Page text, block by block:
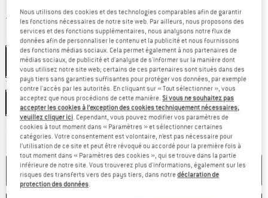
hors Frais de livraisonInformations sur les frais de livraison. Ouvre une
Couleur:Black / Black
Taille:M
M
Délai de livraison: 3-5 jours ouvrablesLe lien s'ouvre dans une boîte
Quantité:
AJOUTER AU PANIER
Nous utilisons des cookies et des technologies comparables afin de garantir
les fonctions nécessaires de notre site web. Par ailleurs, nous proposons des
services et des fonctions supplémentaires, nous analysons notre flux de
données afin de personnaliser le contenu et la publicité et nous fournissons
des fonctions médias sociaux. Cela permet également à nos partenaires de
médias sociaux, de publicité et d'analyse de s'informer sur la manière dont
vous utilisez notre site web; certains de ces partenaires sont situés dans des
pays tiers sans garanties suffisantes pour protéger vos données, par exemple
contre l'accès par les autorités. En cliquant sur « Tout sélectionner », vous
acceptez que nous procédions de cette manière.Si vous ne souhaitez pas
accepter les cookies à l’exception des cookies techniquement nécessaires,
veuillez cliquer ici. Cependant, vous pouvez modifier vos paramètres de
cookies à tout moment dans « Paramètres » et sélectionner certaines
catégories. Votre consentement est volontaire, n’est pas nécessaire pour
l’utilisation de ce site et peut être révoqué ou accordé pour la première fois à
tout moment dans « Paramètres des cookies », qui se trouve dans la partie
inférieure de notre site. Vous trouverez plus d'informations, également sur les
risques des transferts vers des pays tiers, dans notredéclaration de
protection des données.